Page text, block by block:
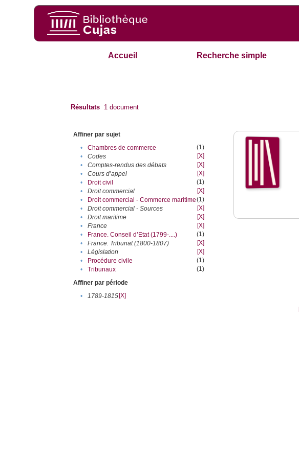
Accueil Recherche simple
Résultats 1 document
Affiner par sujet
•
Chambres de commerce
(1)
•
Codes
[X]
•
Comptes-rendus des débats
[X]
•
Cours d’appel
[X]
•
Droit civil
(1)
•
Droit commercial
[X]
•
Droit commercial - Commerce maritime(1)
•
Droit commercial - Sources
[X]
•
Droit maritime
[X]
•
France
[X]
•
France. Conseil d’Etat (1799-....)
(1)
•
France. Tribunat (1800-1807)
[X]
•
Législation
[X]
•
Procédure civile
(1)
•
Tribunaux
(1)
Affiner par période
•
1789-1815[X]